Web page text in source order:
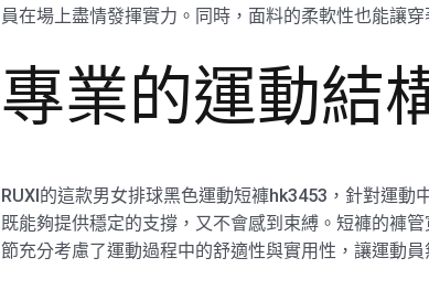
員在場上盡情發揮實力。同時，面料的柔軟性也能讓
專業的運動結
RUXI的這款男女排球黑色運動短褲hk3453，針對運
既能夠提供穩定的支撐，又不會感到束縛。短褲的褲
節充分考慮了運動過程中的舒適性與實用性，讓運動